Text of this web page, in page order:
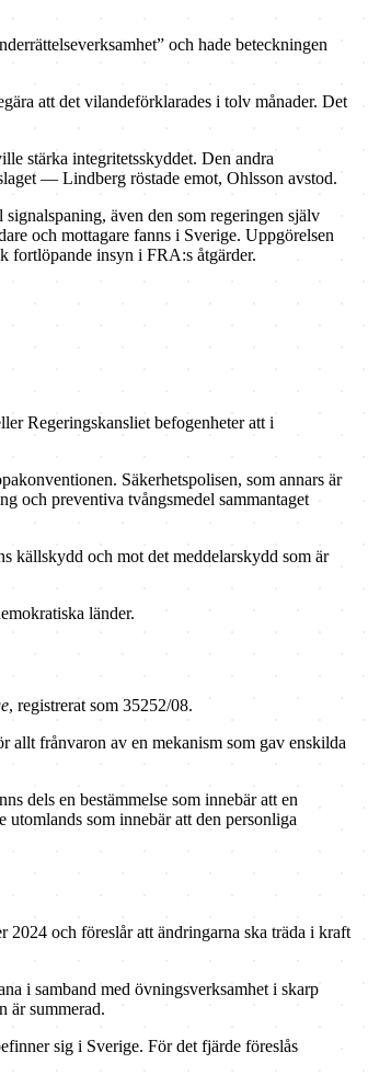
och hade beteckningen
att det vilandeförklarades i tolv månader. Det
stärka integritetsskyddet. Den andra
— Lindberg röstade emot, Ohlsson avstod.
även den som regeringen själv
och mottagare fanns i Sverige. Uppgörelsen
fortlöpande insyn i FRA:s åtgärder.
Regeringskansliet befogenheter att i
Säkerhetspolisen, som annars är
och preventiva tvångsmedel sammantaget
källskydd och mot det meddelarskydd som är
länder.
, registrerat som 35252/08.
allt frånvaron av en mekanism som gav enskilda
dels en bestämmelse som innebär att en
som innebär att den personliga
2024 och föreslår att ändringarna ska träda i kraft
i samband med övningsverksamhet i skarp
är summerad.
sig i Sverige. För det fjärde föreslås